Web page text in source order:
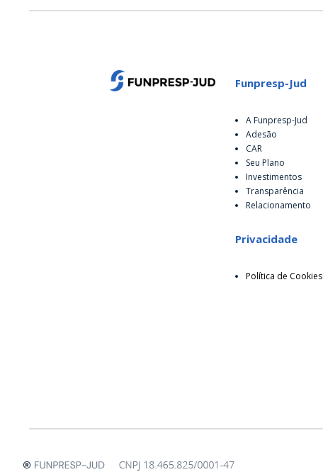
Funpresp-Jud
A Funpresp-Jud
Adesão
CAR
Seu Plano
Investimentos
Transparência
Relacionamento
Privacidade
Política de Cookies